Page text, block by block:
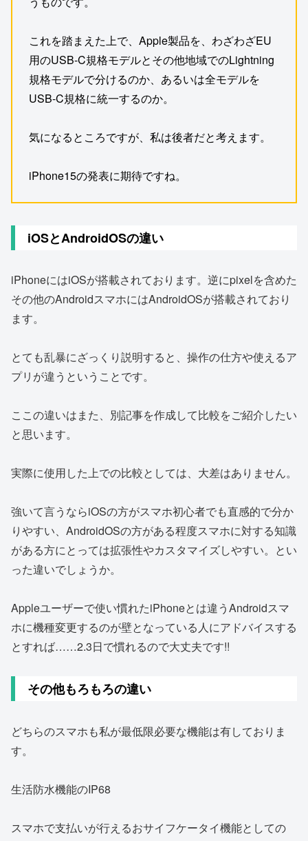
これを踏まえた上で、Apple製品を、わざわざEU
用のUSB-C規格モデルとその他地域でのLightning
規格モデルで分けるのか、あるいは全モデルを
USB-C規格に統一するのか。
気になるところですが、私は後者だと考えます。
iPhone15の発表に期待ですね。
iOSとAndroidOSの違い
iPhoneにはiOSが搭載されております。逆にpixelを含めた
その他のAndroidスマホにはAndroidOSが搭載されており
ます。
とても乱暴にざっくり説明すると、操作の仕方や使えるア
プリが違うということです。
ここの違いはまた、別記事を作成して比較をご紹介したい
と思います。
実際に使用した上での比較としては、大差はありません。
強いて言うならiOSの方がスマホ初心者でも直感的で分か
りやすい、AndroidOSの方がある程度スマホに対する知識
がある方にとっては拡張性やカスタマイズしやすい。とい
った違いでしょうか。
Appleユーザーで使い慣れたiPhoneとは違うAndroidスマ
ホに機種変更するのが壁となっている人にアドバイスする
とすれば……2.3日で慣れるので大丈夫です!!
その他もろもろの違い
どちらのスマホも私が最低限必要な機能は有しておりま
す。
生活防水機能のIP68
スマホで支払いが行えるおサイフケータイ機能としての